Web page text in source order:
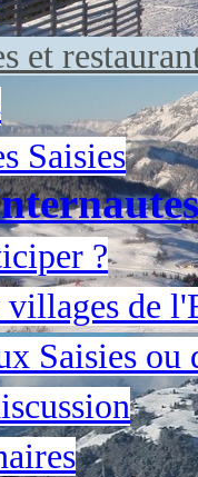
et
Saisies
?
villages de
Saisies ou